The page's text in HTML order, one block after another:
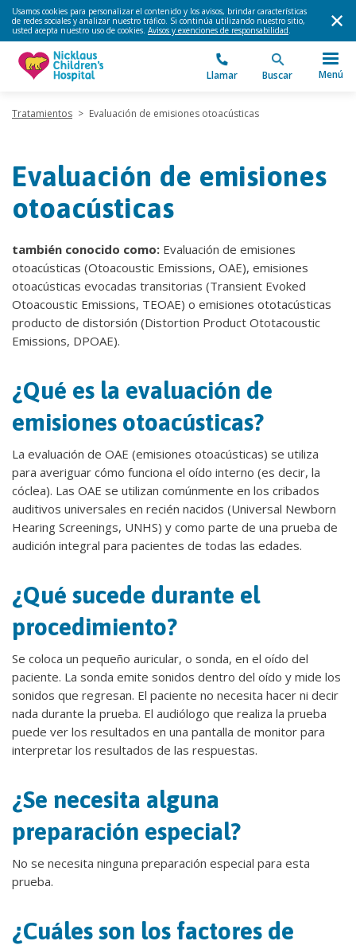
Usamos cookies para personalizar el contenido y los avisos, brindar características
de redes sociales y analizar nuestro tráfico. Si continúa utilizando nuestro sitio,
usted acepta nuestro uso de cookies. Avisos y exenciones de responsabilidad.
Llamar Buscar Menú
Tratamientos > Evaluación de emisiones otoacústicas
Evaluación de emisiones
otoacústicas
también conocido como: Evaluación de emisiones
otoacústicas (Otoacoustic Emissions, OAE), emisiones
otoacústicas evocadas transitorias (Transient Evoked
Otoacoustic Emissions, TEOAE) o emisiones ototacústicas
producto de distorsión (Distortion Product Ototacoustic
Emissions, DPOAE).
¿Qué es la evaluación de
emisiones otoacústicas?
La evaluación de OAE (emisiones otoacústicas) se utiliza
para averiguar cómo funciona el oído interno (es decir, la
cóclea). Las OAE se utilizan comúnmente en los cribados
auditivos universales en recién nacidos (Universal Newborn
Hearing Screenings, UNHS) y como parte de una prueba de
audición integral para pacientes de todas las edades.
¿Qué sucede durante el
procedimiento?
Se coloca un pequeño auricular, o sonda, en el oído del
paciente. La sonda emite sonidos dentro del oído y mide los
sonidos que regresan. El paciente no necesita hacer ni decir
nada durante la prueba. El audiólogo que realiza la prueba
puede ver los resultados en una pantalla de monitor para
interpretar los resultados de las respuestas.
¿Se necesita alguna
preparación especial?
No se necesita ninguna preparación especial para esta
prueba.
¿Cuáles son los factores de